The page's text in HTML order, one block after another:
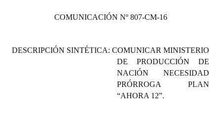
Programas
COMUNICACIÓN Nº 807-CM-16
DESCRIPCIÓN SINTÉTICA: COMUNICAR MINISTERIO
DE PRODUCCIÓN DE
NACIÓN NECESIDAD
PRÓRROGA PLAN
“AHORA 12”.